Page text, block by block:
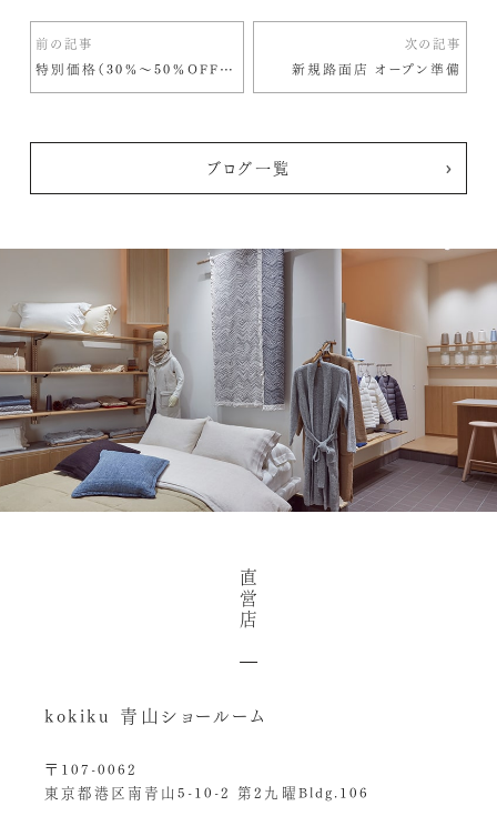
前の記事
特別価格（30％～50％OFF）のご案内
次の記事
新規路面店 オープン準備
ブログ一覧
直
営
店
kokiku 青山ショールーム
〒107-0062
東京都港区南青山5-10-2 第2九曜Bldg.106